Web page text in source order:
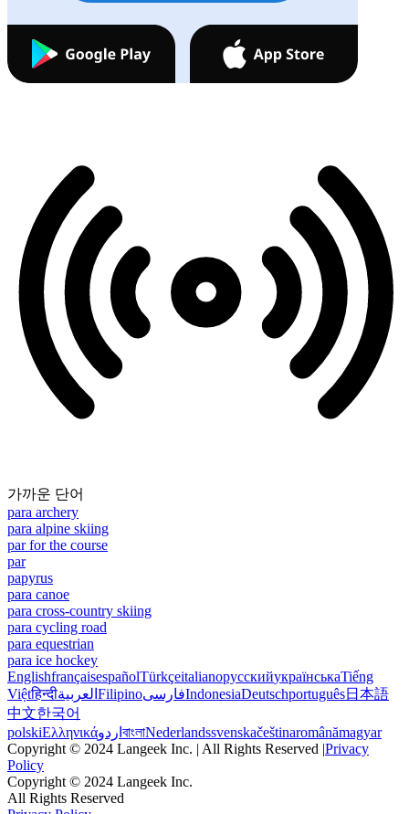
가까운 단어
para archery
para alpine skiing
par for the course
par
papyrus
para canoe
para cross-country skiing
para cycling road
para equestrian
para ice hockey
EnglishfrançaisespañolTürkçeitalianoрусскийукраїнськаTiếng
Việtहिन्दीالعربية FilipinoفارسیIndonesiaDeutschportuguês日本語
中文한국어
polskiΕλληνικάاردو বাংলাNederlandssvenskačeštinaromânămagyar
Copyright © 2024 Langeek Inc. | All Rights Reserved |Privacy
Policy
Copyright © 2024 Langeek Inc.
All Rights Reserved